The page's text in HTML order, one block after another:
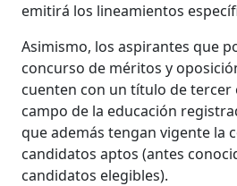
emitirá los lineamientos
Asimismo, los aspirantes que
concurso de méritos y
cuenten con un título de tercer
campo de la educación
que además tengan vigente la
candidatos aptos (antes
candidatos elegibles).